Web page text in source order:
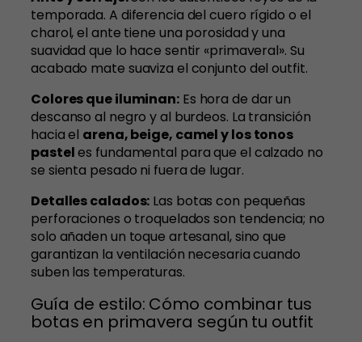
temporada. A diferencia del cuero rígido o el
charol, el ante tiene una porosidad y una
suavidad que lo hace sentir «primaveral». Su
acabado mate suaviza el conjunto del outfit.
Colores que iluminan:Es hora de dar un
descanso al negro y al burdeos. La transición
hacia el arena, beige, camel y los tonos
pasteles fundamental para que el calzado no
se sienta pesado ni fuera de lugar.
Detalles calados: Las botas con pequeñas
perforaciones o troquelados son tendencia; no
solo añaden un toque artesanal, sino que
garantizan la ventilación necesaria cuando
suben las temperaturas.
Guía de estilo: Cómo combinar tus
botas en primavera según tu outfit